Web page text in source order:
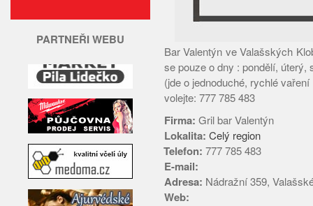
PARTNEŘI WEBU
Bar Valentýn ve Valašských
se pouze o dny : pondělí, úterý,
(jde o jednoduché, rychlé
volejte: 777 785 483
Firma: Gril bar Valentýn
Lokalita: Celý region
Telefon: 777 785 483
E-mail:
Adresa: Nádražní 359,
Web: